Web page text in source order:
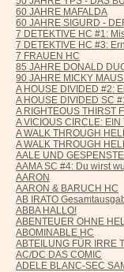
60 JAHRE MAFALDA
60 JAHRE SIGURD -
7 DETEKTIVE HC #1:
7 DETEKTIVE HC #3:
7 FRAUEN HC
85 JAHRE DONALD
90 JAHRE MICKY
A HOUSE DIVIDED #2:
A HOUSE DIVIDED SC
A RIGHTEOUS THIRST
A VICIOUS CIRCLE:
A WALK THROUGH
A WALK THROUGH
AALE UND
AAMA SC #4: Du wirst
AARON
AARON & BARUCH HC
AB IRATO
ABBA HALLO!
ABENTEUER OHNE
ABOMINABLE HC
ABTEILUNG FÜR IRRE
AC/DC DAS COMIC
ADELE BLANC-SEC